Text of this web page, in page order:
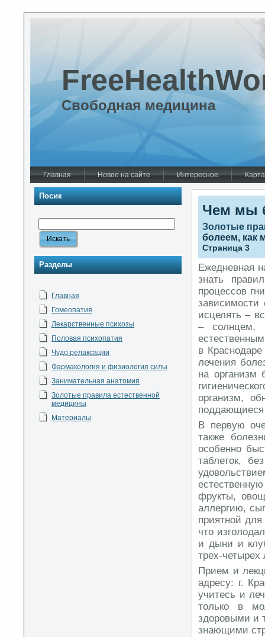
Свободная медицина
Главная Новое на сайте Интересное
Посик
Разделы
Главная
Гомеопатия
Лекарственные психозы
Половая психопатия
Чудо релаксации
Фармакология и физиология силы
Занимательная анатомия
Золотые правила естественной
медицины
Материалы
Чем мы
Золотые
болеем, как
Страница 3
Ежедневная
знать
процессов
зависимости
исцелять –
– солнцем,
в
лечения
на организм
организм,
поддающиеся
В первую
также
особенно
таблеток,
фрукты,
аллергию,
приятной
что
и дыни и
трех-четырех
Прием и
адресу: г.
учитесь и
только в
здоровыми и
знающими